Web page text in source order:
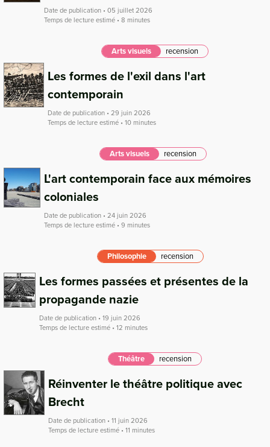
Date de publication • 05 juillet 2026
Temps de lecture estimé • 8 minutes
Arts visuels recension
Les formes de l'exil dans l'art
contemporain
Date de publication • 29 juin 2026
Temps de lecture estimé • 10 minutes
Arts visuels recension
L'art contemporain face aux mémoires
coloniales
Date de publication • 24 juin 2026
Temps de lecture estimé • 9 minutes
Philosophie recension
Les formes passées et présentes de la
propagande nazie
Date de publication • 19 juin 2026
Temps de lecture estimé • 12 minutes
Théâtre recension
Réinventer le théâtre politique avec
Brecht
Date de publication • 11 juin 2026
Temps de lecture estimé • 11 minutes